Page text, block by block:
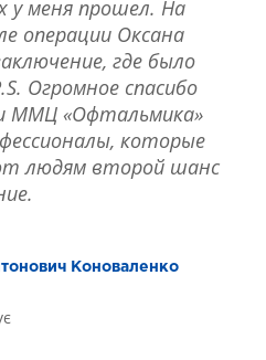
у меня прошел. На
операции Оксана
где было
Огромное спасибо
ММЦ «Офтальмика»
которые
людям второй шанс
Коноваленко